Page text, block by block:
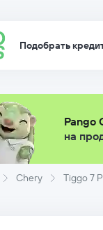
Подобрать
Pango
на
Chery Tiggo 7